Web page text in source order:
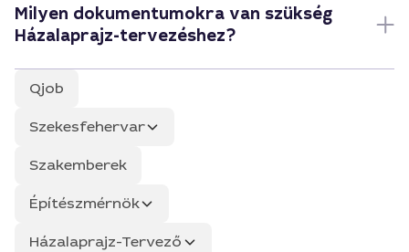
Milyen dokumentumokra van szükség
Házalaprajz-tervezéshez?
Qjob
Szekesfehervar
Szakemberek
Építészmérnök
Házalaprajz-Tervező